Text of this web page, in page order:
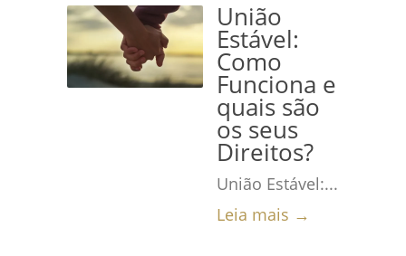
União
Estável:
Como
Funciona e
quais são
os seus
Direitos?
União Estável:...
Leia mais →